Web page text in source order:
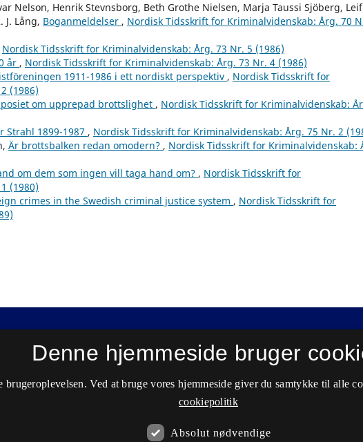
Nelson, Henrik Stevnsborg, Beth Grothe Nielsen, Marja Taussi Sjöberg, Leif
J. Lång, Boganmeldelser , Nordisk Tidsskrift for Kriminalvidenskab: Årg. 70
Nordisk Tidsskrift for Kriminalvidenskab: Årg. 73 Nr. 5 (1986)
år , Nordisk Tidsskrift for Kriminalvidenskab: Årg. 73 Nr. 4 (1986)
1911-1986 i ett nordiskt perspektiv , Nordisk Tidsskrift for
(1986)
om upprepad brottslighet , Nordisk Tidsskrift for Kriminalvidenskab:
Strahl 1899-1987 , Nordisk Tidsskrift for Kriminalvidenskab: Årg. 75 Nr. 2
Är brottsbalken redan omodern? , Nordisk Tidsskrift for Kriminalvidenskab:
om dem som ingen vill taga hand om? , Nordisk Tidsskrift for
(1980)
crimes in the Swedish criminal justice system , Nordisk Tidsskrift for
Denne hjemmeside bruger
Ved at bruge vores hjemmeside giver du samtykke til alle
cookiepolitik
Absolut nødvendige